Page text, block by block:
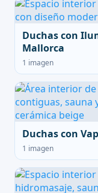
Duchas con
Mallorca
1 imagen
Duchas con
1 imagen